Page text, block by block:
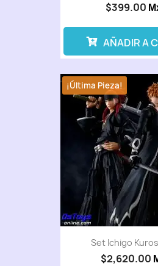
$399.00
AÑADIR A
Set Ichigo
$2,620.00
¡Última Pieza!